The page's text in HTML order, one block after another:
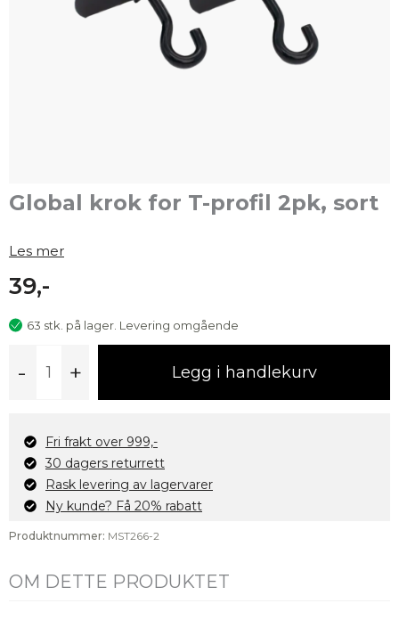
Global krok for T-profil 2pk, sort
Les mer
39,-
63 stk. på lager. Levering omgående
-
krok
profil
2pk,
sort
antall
+ Legg i handlekurv
Fri frakt over 999,-
30 dagers returrett
Rask levering av lagervarer
Ny kunde? Få 20% rabatt
Produktnummer: MST266-2
OM DETTE PRODUKTET